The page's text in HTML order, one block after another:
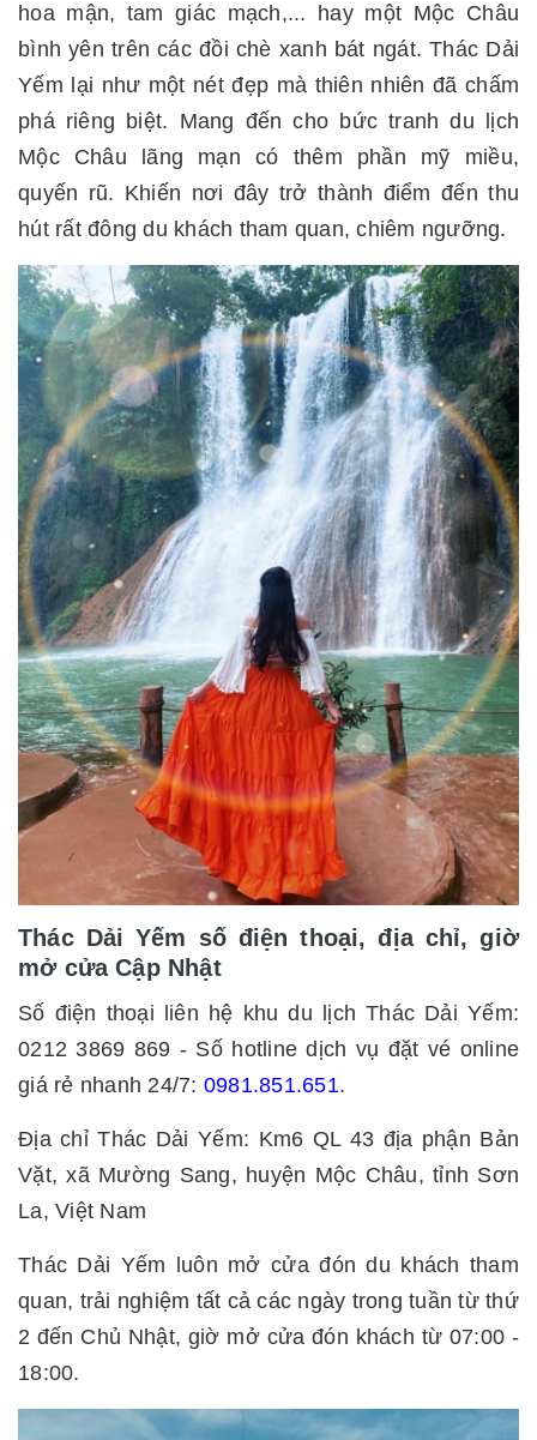
hoa mận, tam giác mạch,... hay một Mộc Châu
bình yên trên các đồi chè xanh bát ngát. Thác Dải
Yếm lại như một nét đẹp mà thiên nhiên đã chấm
phá riêng biệt. Mang đến cho bức tranh du lịch
Mộc Châu lãng mạn có thêm phần mỹ miều,
quyến rũ. Khiến nơi đây trở thành điểm đến thu
hút rất đông du khách tham quan, chiêm ngưỡng.
Thác Dải Yếm số điện thoại, địa chỉ, giờ
mở cửa Cập Nhật
Số điện thoại liên hệ khu du lịch Thác Dải Yếm:
0212 3869 869 - Số hotline dịch vụ đặt vé online
giá rẻ nhanh 24/7: 0981.851.651.
Địa chỉ Thác Dải Yếm: Km6 QL 43 địa phận Bản
Vặt, xã Mường Sang, huyện Mộc Châu, tỉnh Sơn
La, Việt Nam
Thác Dải Yếm luôn mở cửa đón du khách tham
quan, trải nghiệm tất cả các ngày trong tuần từ thứ
2 đến Chủ Nhật, giờ mở cửa đón khách từ 07:00 -
18:00.